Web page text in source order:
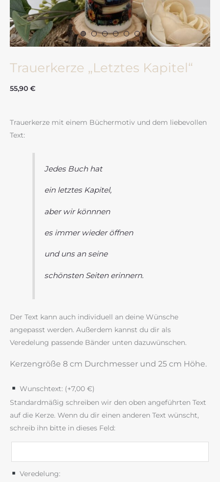
Trauerkerze „Letztes Kapitel“
55,90 €
Trauerkerze mit einem Büchermotiv und dem liebevollen
Text:
Jedes Buch hat
ein letztes Kapitel,
aber wir könnnen
es immer wieder öffnen
und uns an seine
schönsten Seiten erinnern.
Der Text kann auch individuell an deine Wünsche
angepasst werden. Außerdem kannst du dir als
Veredelung passende Bänder unten dazuwünschen.
Kerzengröße 8 cm Durchmesser und 25 cm Höhe.
Wunschtext: (+7,00 €)
Standardmäßig schreiben wir den oben angeführten Text
auf die Kerze. Wenn du dir einen anderen Text wünscht,
schreib ihn bitte in dieses Feld:
Veredelung: